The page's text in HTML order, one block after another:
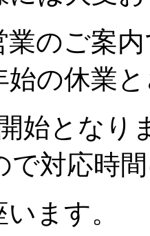
業のご案
始の休業
始となり
で対応時
ます。